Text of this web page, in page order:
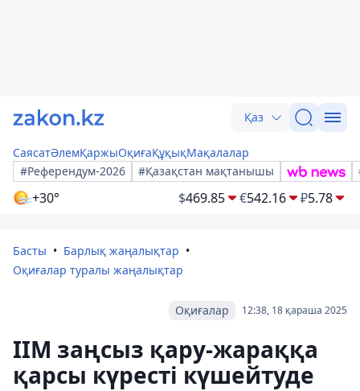
Қаз
СаясатӘлемҚаржыОқиғаҚұқықМақалалар
#Референдум-2026
#Қазақстан мақтанышы
+30° $469.85 €542.16 ₽5.78
Басты
Барлық жаңалықтар
Оқиғалар туралы жаңалықтар
12:38, 18 қараша 2025
Оқиғалар
ІІМ заңсыз қару-жараққа
қарсы күресті күшейтуде